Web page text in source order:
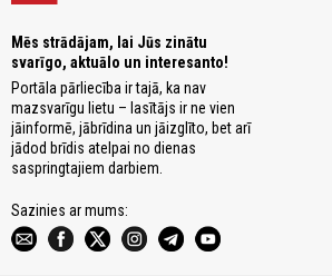
Mēs strādājam, lai Jūs zinātu
svarīgo, aktuālo un interesanto!
Portāla pārliecība ir tajā, ka nav
mazsvarīgu lietu – lasītājs ir ne vien
jāinformē, jābrīdina un jāizglīto, bet arī
jādod brīdis atelpai no dienas
saspringtajiem darbiem.
Sazinies ar mums: